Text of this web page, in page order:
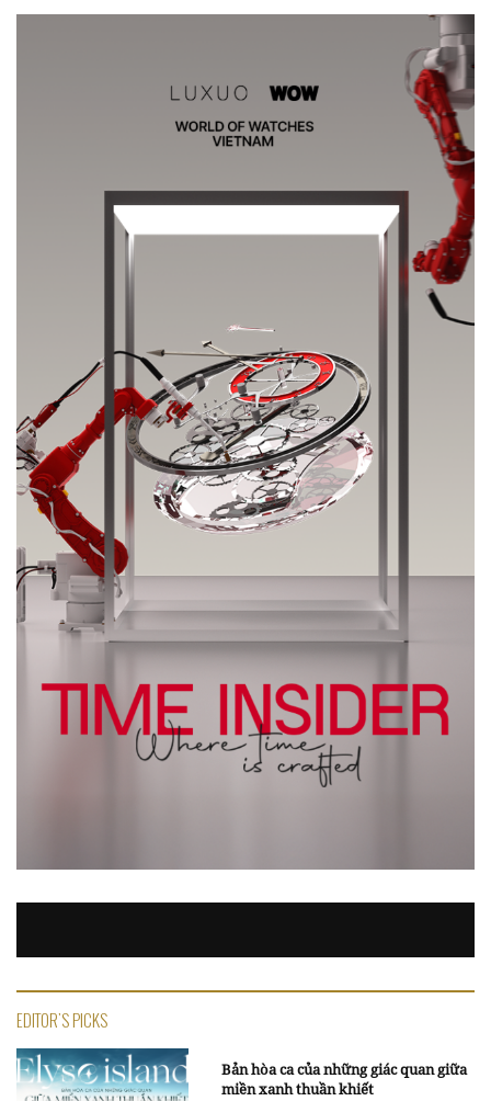
EDITOR'S PICKS
Bản hòa ca của những giác quan giữa
miền xanh thuần khiết